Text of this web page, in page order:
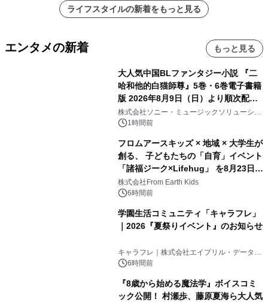
ライフスタイルの新着をもっと見る
エンタメの新着 もっと見る
大人気中国BLファンタジー小説 『二
哈和他的白猫師尊』5巻・6巻電子書籍
版 2026年8月9日（日）より順次配信
開始
株式会社ソニー・ミュージックソリューショ
ンズ1時間前
フロムアースキッズ × 地域 × 大学生が
創る、 子どもたちの「自育」イベント
「諸福ジーク×Lifehug」 を8月23日
(日)開催
株式会社From Earth Kids
6時間前
学園生活コミュニティ「キャラフレ」
｜2026『夏祭りイベント』のお知らせ
キャラフレ｜株式会社エイプリル・データ・
デザインズ
6時間前
『8歳から始める魔法学』ボイスコミ
ック公開！ 村瀬歩、藤原夏海ら大人気